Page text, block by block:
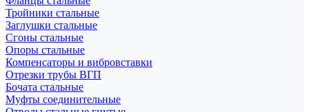
Тройники стальные
Заглушки стальные
Сгоны стальные
Опоры стальные
Компенсаторы и вибровставки
Отрезки трубы ВГП
Бочата стальные
Муфты соединительные